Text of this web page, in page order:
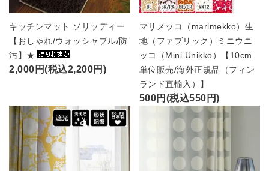
キッチンマット ソリッディー
【おしゃれ/ウォッシャブル/防
汚】★
2,000円(税込2,200円)
マリメッコ（marimekko）生
地（ファブリック）ミニウニ
ッコ（Mini Unikko）【10cm
単位販売/海外正規品（フィン
ランド直輸入）】
500円(税込550円)